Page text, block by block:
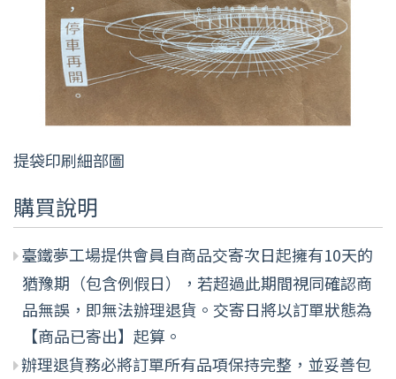
提袋印刷細部圖
購買說明
臺鐵夢工場提供會員自商品交寄次日起擁有10天的
猶豫期（包含例假日），若超過此期間視同確認商
品無誤，即無法辦理退貨。交寄日將以訂單狀態為
【商品已寄出】起算。
辦理退貨務必將訂單所有品項保持完整，並妥善包